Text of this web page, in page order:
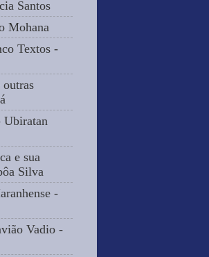
Santos
Mohana
Textos -
Ubiratan
e sua
Silva
-
Vadio -